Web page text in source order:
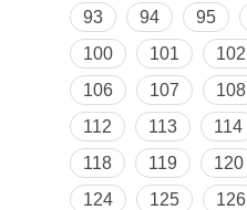
93
94 95
100
101 102
106
107 108
112
113 114
118
119 120
124
125 126